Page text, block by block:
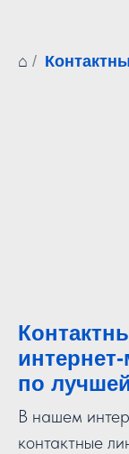
⌂ /
по
В нашем
контактные